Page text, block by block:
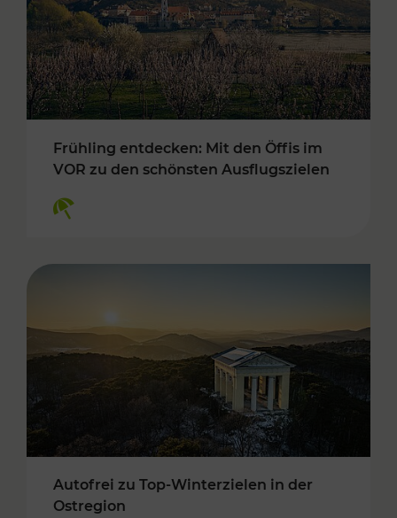
Frühling entdecken: Mit den Öffis im
VOR zu den schönsten Ausflugszielen
Autofrei zu Top-Winterzielen in der
Ostregion